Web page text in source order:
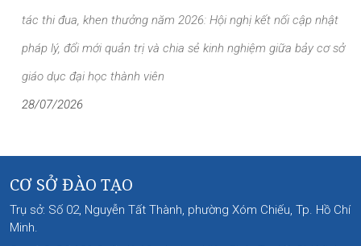
tác thi đua, khen thưởng năm 2026: Hội nghị kết nối cập nhật
pháp lý, đổi mới quản trị và chia sẻ kinh nghiệm giữa bảy cơ sở
giáo dục đại học thành viên
28/07/2026
CƠ SỞ ĐÀO TẠO
Trụ sở: Số 02, Nguyễn Tất Thành, phường Xóm Chiếu, Tp. Hồ Chí
Minh.